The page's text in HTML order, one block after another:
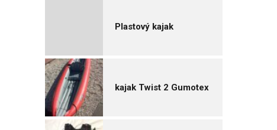
Plastový kajak
kajak Twist 2 Gumotex